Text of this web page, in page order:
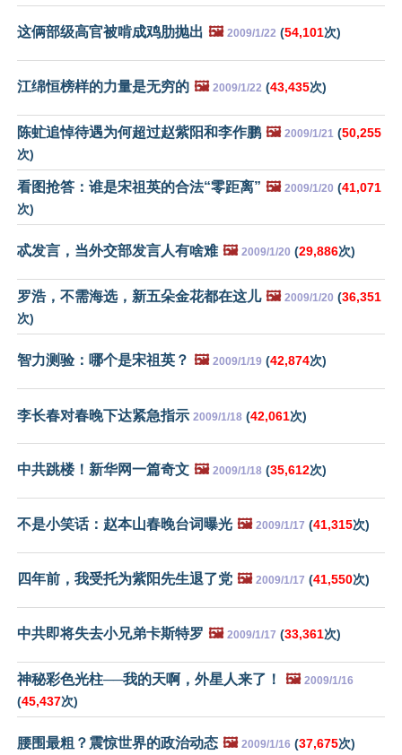
这俩部级高官被啃成鸡肋抛出 🖼️ 2009/1/22 (54,101次)
江绵恒榜样的力量是无穷的 🖼️ 2009/1/22 (43,435次)
陈虻追悼待遇为何超过赵紫阳和李作鹏 🖼️ 2009/1/21 (50,255
次)
看图抢答：谁是宋祖英的合法“零距离” 🖼️ 2009/1/20 (41,071
次)
忒发言，当外交部发言人有啥难 🖼️ 2009/1/20 (29,886次)
罗浩，不需海选，新五朵金花都在这儿 🖼️ 2009/1/20 (36,351
次)
智力测验：哪个是宋祖英？ 🖼️ 2009/1/19 (42,874次)
李长春对春晚下达紧急指示 2009/1/18 (42,061次)
中共跳楼！新华网一篇奇文 🖼️ 2009/1/18 (35,612次)
不是小笑话：赵本山春晚台词曝光 🖼️ 2009/1/17 (41,315次)
四年前，我受托为紫阳先生退了党 🖼️ 2009/1/17 (41,550次)
中共即将失去小兄弟卡斯特罗 🖼️ 2009/1/17 (33,361次)
神秘彩色光柱──我的天啊，外星人来了！ 🖼️ 2009/1/16
(45,437次)
腰围最粗？震惊世界的政治动态 🖼️ 2009/1/16 (37,675次)